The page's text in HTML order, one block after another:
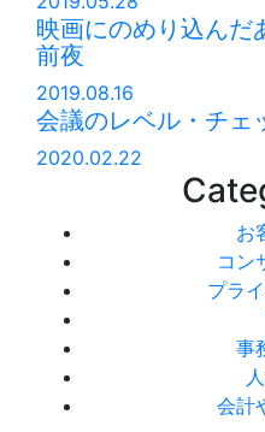
映画にのめり込んだ
前夜
2019.08.16
会議のレベル・チェ
2020.02.22
お
コン
プラ
事
会計